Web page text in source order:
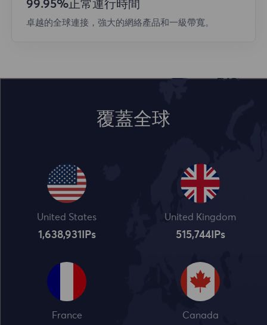
99.95%正常運行時間
卓越的全球連接，強大的網絡產品和一級帶寬。
覆蓋全球
United States
1,638,932 IPs
United Kingdom
515,745IPs
France Canada